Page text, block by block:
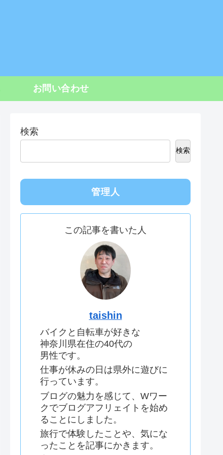
お問い合わせ
検索
検索
管理人
この記事を書いた人
taishin
バイクと自転車が好きな
神奈川県在住の40代の
男性です。
仕事が休みの日は県外に遊びに
行っています。
ブログの魅力を感じて、Wワー
クでブログアフリェイトを始め
ることにしました。
旅行で体験したことや、気にな
ったことを記事にかきます。